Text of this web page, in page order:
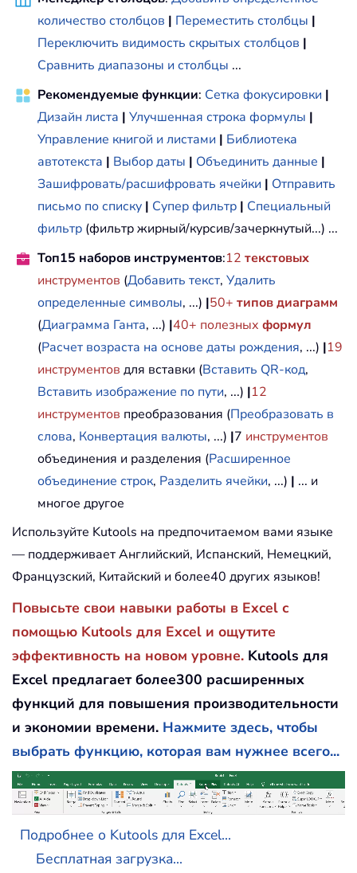
количество столбцов | Переместить столбцы |
Переключить видимость скрытых столбцов |
Сравнить диапазоны и столбцы ...
Рекомендуемые функции: Сетка фокусировки |
Дизайн листа | Улучшенная строка формулы |
Управление книгой и листами | Библиотека
автотекста | Выбор даты | Объединить данные |
Зашифровать/расшифровать ячейки | Отправить
письмо по списку | Супер фильтр | Специальный
фильтр (фильтр жирный/курсив/зачеркнутый...) ...
Топ15 наборов инструментов:12 текстовых
инструментов (Добавить текст, Удалить
определенные символы, ...) |50+ типов диаграмм
(Диаграмма Ганта, ...) |40+ полезных формул
(Расчет возраста на основе даты рождения, ...) |19
инструментов для вставки (Вставить QR-код,
Вставить изображение по пути, ...) |12
инструментов преобразования (Преобразовать в
слова, Конвертация валюты, ...) |7 инструментов
объединения и разделения (Расширенное
объединение строк, Разделить ячейки, ...) | ... и
многое другое
Используйте Kutools на предпочитаемом вами языке
— поддерживает Английский, Испанский, Немецкий,
Французский, Китайский и более40 других языков!
Повысьте свои навыки работы в Excel с
помощью Kutools для Excel и ощутите
эффективность на новом уровне. Kutools для
Excel предлагает более300 расширенных
функций для повышения производительности
и экономии времени. Нажмите здесь, чтобы
выбрать функцию, которая вам нужнее всего...
Подробнее о Kutools для Excel...
Бесплатная загрузка...